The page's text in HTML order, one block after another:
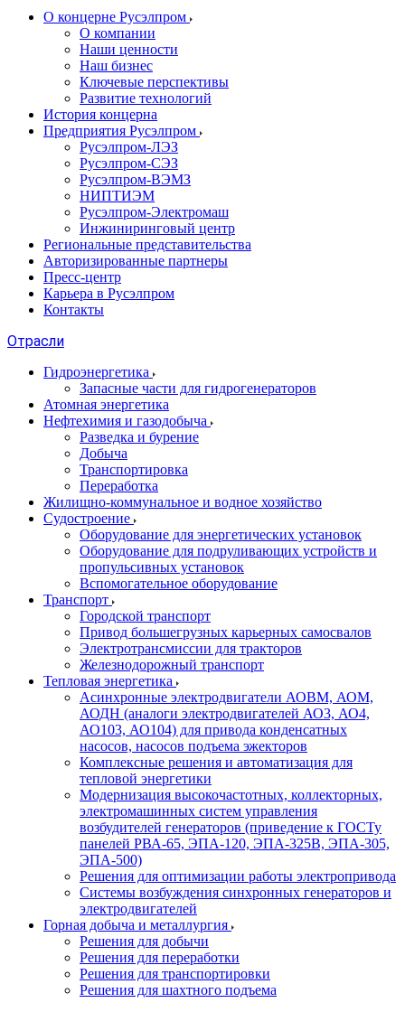
О концерне Русэлпром
О компании
Наши ценности
Наш бизнес
Ключевые перспективы
Развитие технологий
История концерна
Предприятия Русэлпром
Русэлпром-ЛЭЗ
Русэлпром-СЭЗ
Русэлпром-ВЭМЗ
НИПТИЭМ
Русэлпром-Электромаш
Инжиниринговый центр
Региональные представительства
Авторизированные партнеры
Пресс-центр
Карьера в Русэлпром
Контакты
Отрасли
Гидроэнергетика
Запасные части для гидрогенераторов
Атомная энергетика
Нефтехимия и газодобыча
Разведка и бурение
Добыча
Транспортировка
Переработка
Жилищно-коммунальное и водное хозяйство
Судостроение
Оборудование для энергетических установок
Оборудование для подруливающих устройств и
пропульсивных установок
Вспомогательное оборудование
Транспорт
Городской транспорт
Привод большегрузных карьерных самосвалов
Электротрансмиссии для тракторов
Железнодорожный транспорт
Тепловая энергетика
Асинхронные электродвигатели АОВМ, АОМ,
АОДН (аналоги электродвигателей АО3, АО4,
АО103, АО104) для привода конденсатных
насосов, насосов подъема эжекторов
Комплексные решения и автоматизация для
тепловой энергетики
Модернизация высокочастотных, коллекторных,
электромашинных систем управления
возбудителей генераторов (приведение к ГОСТу
панелей РВА-65, ЭПА-120, ЭПА-325В, ЭПА-305,
ЭПА-500)
Решения для оптимизации работы электропривода
Системы возбуждения синхронных генераторов и
электродвигателей
Горная добыча и металлургия
Решения для добычи
Решения для переработки
Решения для транспортировки
Решения для шахтного подъема